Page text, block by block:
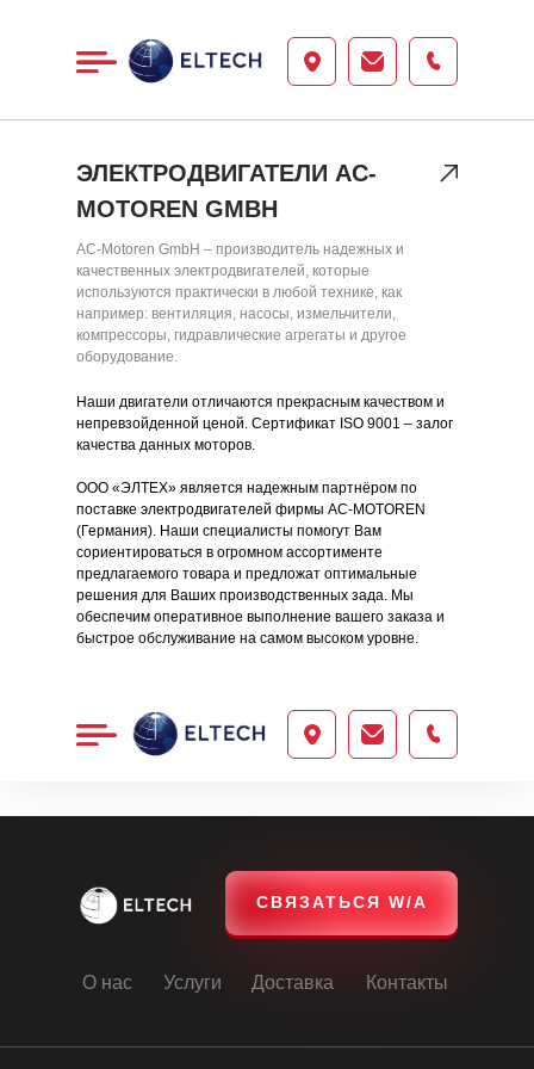
ЭЛЕКТРОДВИГАТЕЛИ AC-
MOTOREN GMBH
AC-Motoren GmbH – производитель надежных и
качественных электродвигателей, которые
используются практически в любой технике, как
например: вентиляция, насосы, измельчители,
компрессоры, гидравлические агрегаты и другое
оборудование.
Наши двигатели отличаются прекрасным качеством и
непревзойденной ценой. Сертификат ISO 9001 – залог
качества данных моторов.
ООО «ЭЛТЕХ» является надежным партнёром по
поставке электродвигателей фирмы AC-MOTOREN
(Германия). Наши специалисты помогут Вам
сориентироваться в огромном ассортименте
предлагаемого товара и предложат оптимальные
решения для Ваших производственных зада. Мы
обеспечим оперативное выполнение вашего заказа и
быстрое обслуживание на самом высоком уровне.
ООО
"ЭЛТЕХ"
О нас Услуги Доставка Контакты
СВЯЗАТЬСЯ W/A